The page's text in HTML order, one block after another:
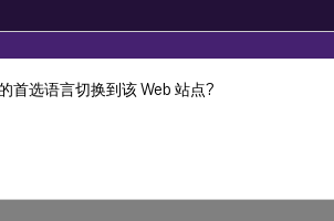
动态翻译。
首选语言切换到该 Web 站点?